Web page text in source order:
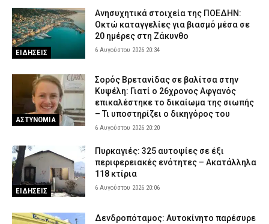
ΕΙΔΗΣΕΙΣ
Ανησυχητικά στοιχεία της ΠΟΕΔΗΝ:
Οκτώ καταγγελίες για βιασμό μέσα σε
20 ημέρες στη Ζάκυνθο
6 Αυγούστου 2026 20:34
ΑΣΤΥΝΟΜΙΑ
Σορός Βρετανίδας σε βαλίτσα στην
Κυψέλη: Γιατί ο 26χρονος Αφγανός
επικαλέστηκε το δικαίωμα της σιωπής
– Τι υποστηρίζει ο δικηγόρος του
6 Αυγούστου 2026 20:20
ΕΙΔΗΣΕΙΣ
Πυρκαγιές: 325 αυτοψίες σε έξι
περιφερειακές ενότητες – Ακατάλληλα
118 κτίρια
6 Αυγούστου 2026 20:06
Δενδροπόταμος: Αυτοκίνητο παρέσυρε